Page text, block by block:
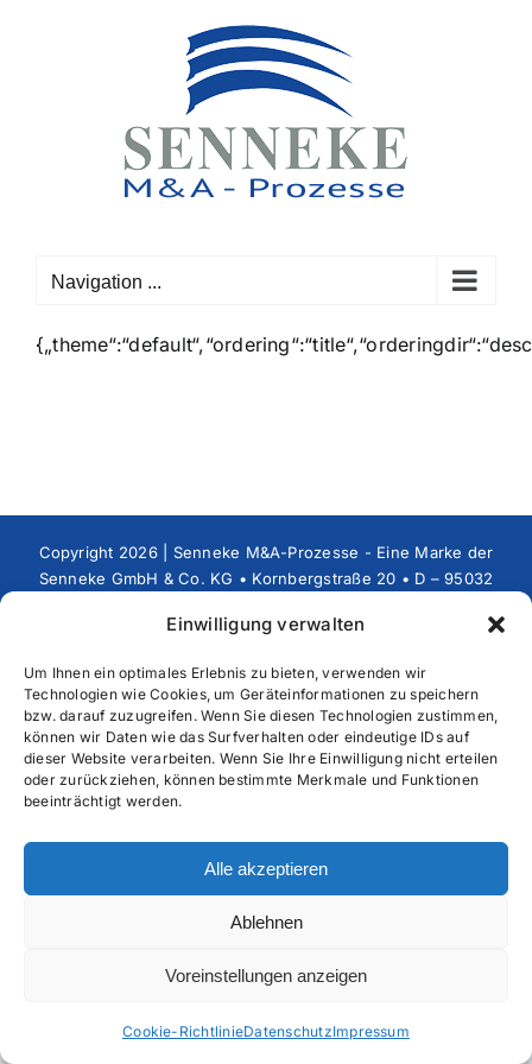
Einwilligung verwalten
Um Ihnen ein optimales Erlebnis zu bieten, verwenden wir
Technologien wie Cookies, um Geräteinformationen zu speichern
bzw. darauf zuzugreifen. Wenn Sie diesen Technologien zustimmen,
können wir Daten wie das Surfverhalten oder eindeutige IDs auf
dieser Website verarbeiten. Wenn Sie Ihre Einwilligung nicht erteilen
oder zurückziehen, können bestimmte Merkmale und Funktionen
beeinträchtigt werden.
Alle akzeptieren
Ablehnen
Voreinstellungen anzeigen
Cookie-RichtlinieDatenschutzImpressum
Navigation ...
Copyright 2026 | Senneke M&A-Prozesse - Eine Marke der
Senneke GmbH & Co. KG • Kornbergstraße 20 • D – 95032
– 833039-9 • E-Mail: MandA@senneke.de